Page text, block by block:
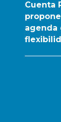
Cuenta
agenda